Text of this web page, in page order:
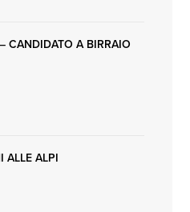
CANDIDATO A BIRRAIO
ALLE ALPI